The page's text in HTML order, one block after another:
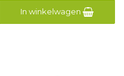
In winkelwagen